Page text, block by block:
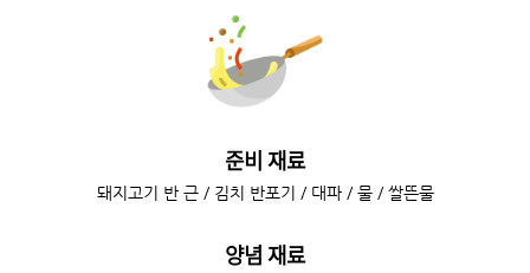
준비 재료
돼지고기 반 근 / 김치 반포기 / 대파 / 물 / 쌀뜬물
양념 재료